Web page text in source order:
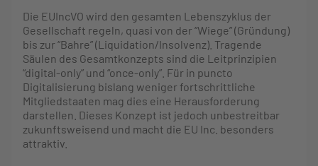
Die EUIncVO wird den gesamten Lebenszyklus der
Gesellschaft regeln, quasi von der “Wiege” (Gründung)
bis zur “Bahre” (Liquidation/Insolvenz). Tragende
Säulen des Gesamtkonzepts sind die Leitprinzipien
“digital-only” und “once-only”. Für in puncto
Digitalisierung bislang weniger fortschrittliche
Mitgliedstaaten mag dies eine Herausforderung
darstellen. Dieses Konzept ist jedoch unbestreitbar
zukunftsweisend und macht die EU Inc. besonders
attraktiv.